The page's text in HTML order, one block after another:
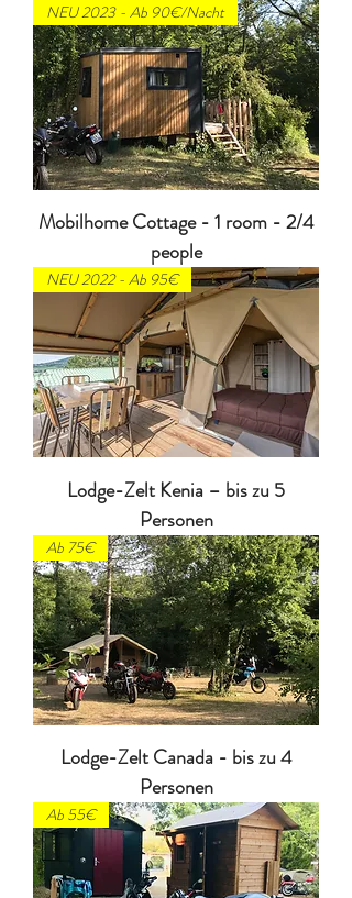
NEU 2023 - Ab 90€/Nacht
Mobilhome Cottage - 1 room - 2/4
people
NEU 2022 - Ab 95€
Lodge-Zelt Kenia – bis zu 5
Personen
Ab 75€
Lodge-Zelt Canada - bis zu 4
Personen
Ab 55€